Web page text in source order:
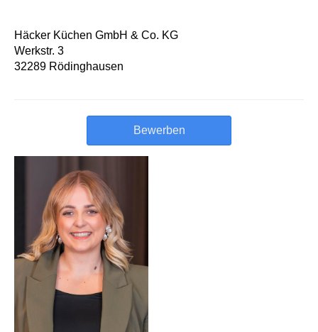
Häcker Küchen GmbH & Co. KG
Werkstr. 3
32289 Rödinghausen
Bewerben